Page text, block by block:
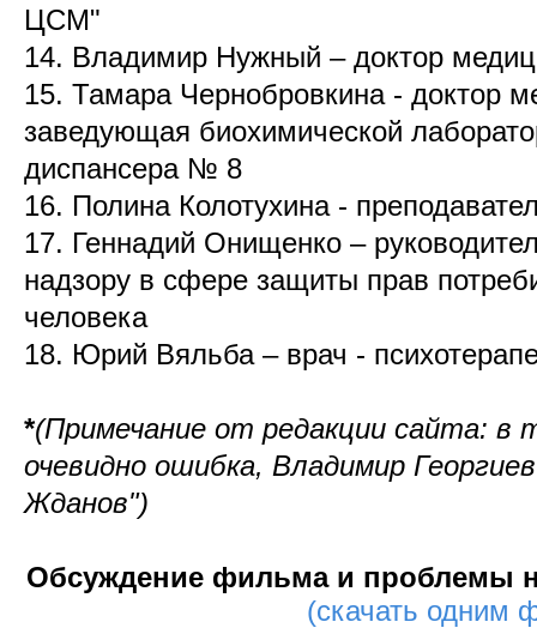
ЦСМ"
14. Владимир Нужный – доктор
15. Тамара Чернобровкина - доктор
заведующая биохимической
диспансера № 8
16. Полина Колотухина -
17. Геннадий Онищенко –
надзору в сфере защиты прав
человека
18. Юрий Вяльба – врач -
*(Примечание от редакции сайта: в
очевидно ошибка, Владимир
Жданов")
Обсуждение фильма и проблемы
(скачать одним